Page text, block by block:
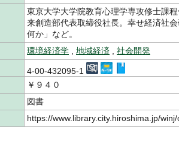
東京大学大学院教育心理学専攻修士課
来創造部代表取締役社長。幸せ経済社
何か」など。
環境経済学 地域経済
社会開発
4-00-432095-1
￥９４０
図書
https://www.library.city.hiroshima.jp/